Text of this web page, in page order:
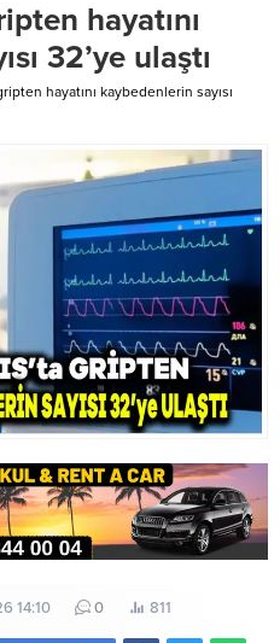
Öztürkler, Yüksek Mahkeme
Başkanı Bertan Özerdağ, 2’nci
Cumhurbaşkanı...
hayatını
32’ye ulaştı
hayatını kaybedenlerin sayısı
14:10 0 811